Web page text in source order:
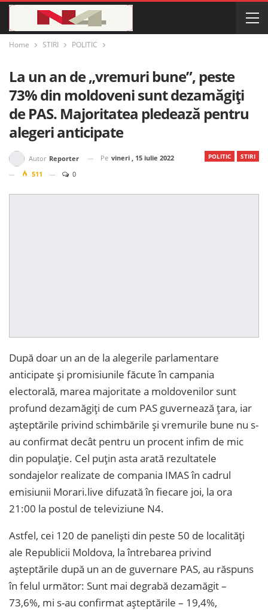
Home STIRI POLITIC
La un an de „vremuri bune”, peste
73% din moldoveni sunt dezamăgiți
de PAS. Majoritatea pledează pentru
alegeri anticipate
POLITIC STIRI
Autor Reporter Pe vineri , 15 iulie 2022
511
0
După doar un an de la alegerile parlamentare
anticipate și promisiunile făcute în campania
electorală, marea majoritate a moldovenilor sunt
profund dezamăgiți de cum PAS guvernează țara, iar
așteptările privind schimbările și vremurile bune nu s-
au confirmat decât pentru un procent infim de mic
din populație. Cel puțin asta arată rezultatele
sondajelor realizate de compania IMAS în cadrul
emisiunii Morari.live difuzată în fiecare joi, la ora
21:00 la postul de televiziune N4.
Astfel, cei 120 de paneliști din peste 50 de localități
ale Republicii Moldova, la întrebarea privind
așteptările după un an de guvernare PAS, au răspuns
în felul următor: Sunt mai degrabă dezamăgit –
73,6%, mi s-au confirmat așteptările – 19,4%,